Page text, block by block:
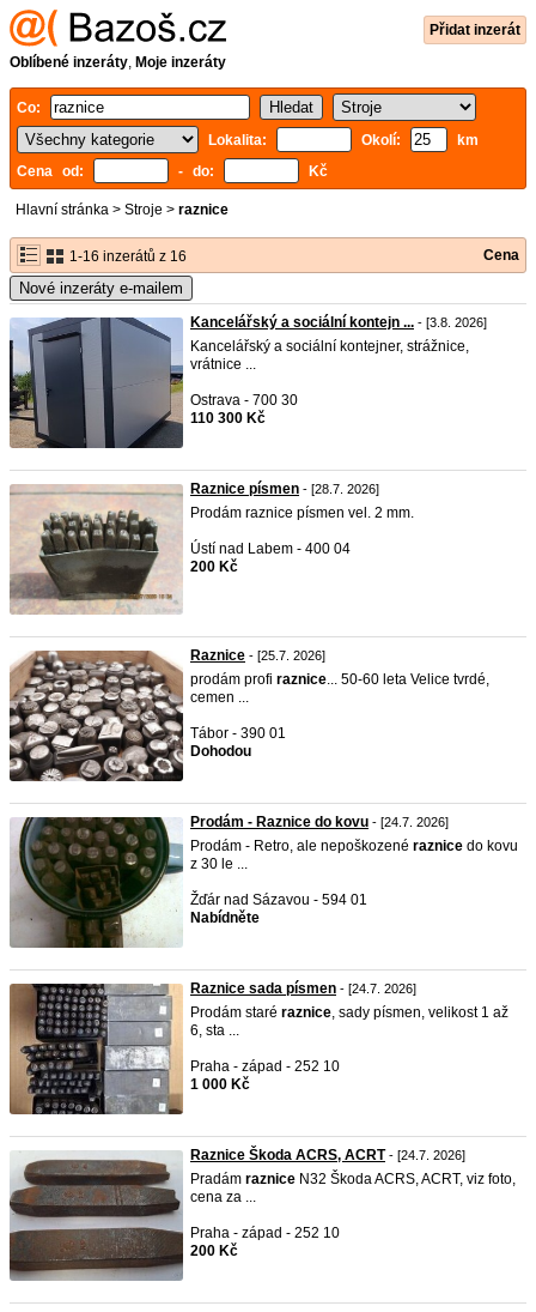
Přidat inzerát
Oblíbené inzeráty, Moje inzeráty
Co:
Lokalita:
Okolí:
km
Cena od:
- do: Kč
Hlavní stránka > Stroje > raznice
1-16 inzerátů z 16 Cena
Nové inzeráty e-mailem
Kancelářský a sociální kontejn ... - [3.8. 2026]
Kancelářský a sociální kontejner, strážnice,
vrátnice ...
Ostrava - 700 30
110 300 Kč
Raznice písmen - [28.7. 2026]
Prodám raznice písmen vel. 2 mm.
Ústí nad Labem - 400 04
200 Kč
Raznice - [25.7. 2026]
prodám profi raznice... 50-60 leta Velice tvrdé,
cemen ...
Tábor - 390 01
Dohodou
Prodám - Raznice do kovu - [24.7. 2026]
Prodám - Retro, ale nepoškozené raznice do kovu
z 30 le ...
Žďár nad Sázavou - 594 01
Nabídněte
Raznice sada písmen - [24.7. 2026]
Prodám staré raznice, sady písmen, velikost 1 až
6, sta ...
Praha - západ - 252 10
1 000 Kč
Raznice Škoda ACRS, ACRT- [24.7. 2026]
Pradám raznice N32 Škoda ACRS, ACRT, viz foto,
cena za ...
Praha - západ - 252 10
200 Kč